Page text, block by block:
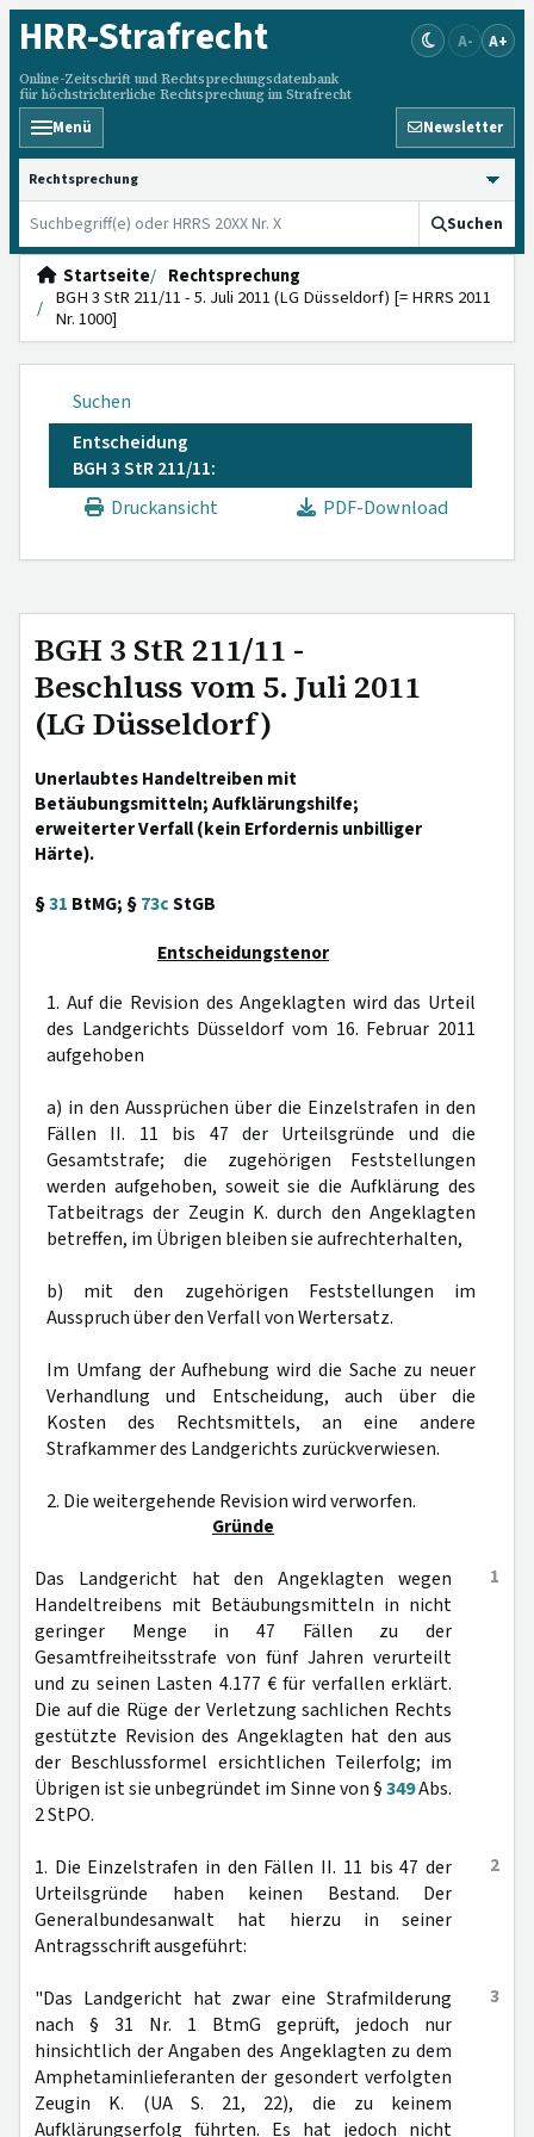
HRR-Strafrecht
Online-Zeitschrift und Rechtsprechungsdatenbank
für höchstrichterliche Rechtsprechung im Strafrecht
A- A+
Menü Newsletter
HRRS durchsuchen
Suchen
Startseite
Rechtsprechung
BGH 3 StR 211/11 - 5. Juli 2011 (LG Düsseldorf) [= HRRS 2011
Nr. 1000]
Suchen
Entscheidung
BGH 3 StR 211/11:
Druckansicht
PDF-Download
BGH 3 StR 211/11 -
Beschluss vom 5. Juli 2011
(LG Düsseldorf)
Unerlaubtes Handeltreiben mit
Betäubungsmitteln; Aufklärungshilfe;
erweiterter Verfall (kein Erfordernis unbilliger
Härte).
§31 BtMG; §73cStGB
Entscheidungstenor
1. Auf die Revision des Angeklagten wird das Urteil
des Landgerichts Düsseldorf vom 16. Februar 2011
aufgehoben
a) in den Aussprüchen über die Einzelstrafen in den
Fällen II. 11 bis 47 der Urteilsgründe und die
Gesamtstrafe; die zugehörigen Feststellungen
werden aufgehoben, soweit sie die Aufklärung des
Tatbeitrags der Zeugin K. durch den Angeklagten
betreffen, im Übrigen bleiben sie aufrechterhalten,
b) mit den zugehörigen Feststellungen im
Ausspruch über den Verfall von Wertersatz.
Im Umfang der Aufhebung wird die Sache zu neuer
Verhandlung und Entscheidung, auch über die
Kosten des Rechtsmittels, an eine andere
Strafkammer des Landgerichts zurückverwiesen.
2. Die weitergehende Revision wird verworfen.
Gründe
1
Das Landgericht hat den Angeklagten wegen
Handeltreibens mit Betäubungsmitteln in nicht
geringer Menge in 47 Fällen zu der
Gesamtfreiheitsstrafe von fünf Jahren verurteilt
und zu seinen Lasten 4.177 € für verfallen erklärt.
Die auf die Rüge der Verletzung sachlichen Rechts
gestützte Revision des Angeklagten hat den aus
der Beschlussformel ersichtlichen Teilerfolg; im
Übrigen ist sie unbegründet im Sinne von §349Abs.
2 StPO.
2
1. Die Einzelstrafen in den Fällen II. 11 bis 47 der
Urteilsgründe haben keinen Bestand. Der
Generalbundesanwalt hat hierzu in seiner
Antragsschrift ausgeführt:
3
"Das Landgericht hat zwar eine Strafmilderung
nach § 31 Nr. 1 BtmG geprüft, jedoch nur
hinsichtlich der Angaben des Angeklagten zu dem
Amphetaminlieferanten der gesondert verfolgten
Zeugin K. (UA S. 21, 22), die zu keinem
Aufklärungserfolg führten. Es hat jedoch nicht